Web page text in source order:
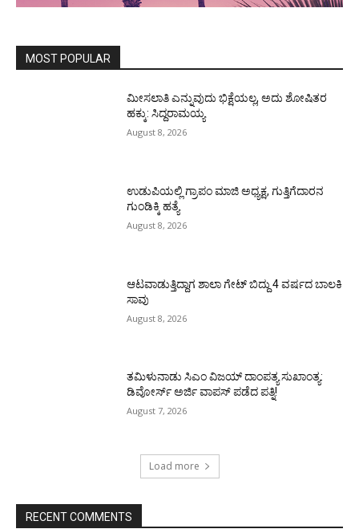
MOST POPULAR
ಮೀಸಲಾತಿ ಎನ್ನುವುದು ಭಿಕ್ಷೆಯಲ್ಲ, ಅದು ಶೋಷಿತರ
ಹಕ್ಕು: ಸಿದ್ದರಾಮಯ್ಯ
August 8, 2026
ಉಡುಪಿಯಲ್ಲಿ ಗ್ರಾಪಂ ಮಾಜಿ ಅಧ್ಯಕ್ಷ, ಗುತ್ತಿಗೆದಾರನ
ಗುಂಡಿಕ್ಕಿ ಹತ್ಯೆ
August 8, 2026
ಆಟವಾಡುತ್ತಿದ್ದಾಗ ಶಾಲಾ ಗೇಟ್‌ ಬಿದ್ದು 4 ವರ್ಷದ ಬಾಲಕಿ
ಸಾವು
August 8, 2026
ತಮಿಳುನಾಡು ಸಿಎಂ ವಿಜಯ್‌ ದಾಂಪತ್ಯ ಸುಖಾಂತ್ಯ:
ಡಿವೋರ್ಸ್‌ ಅರ್ಜಿ ವಾಪಸ್‌ ಪಡೆದ ಪತ್ನಿ!
August 7, 2026
Load more
RECENT COMMENTS